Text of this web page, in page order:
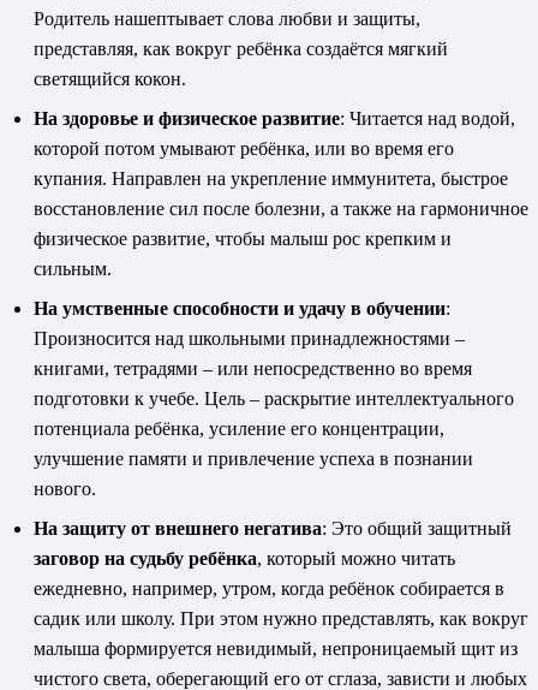
Родитель нашептывает слова любви и защиты,
представляя, как вокруг ребёнка создаётся мягкий
светящийся кокон.
На здоровье и физическое развитие: Читается над водой,
которой потом умывают ребёнка, или во время его
купания. Направлен на укрепление иммунитета, быстрое
восстановление сил после болезни, а также на гармоничное
физическое развитие, чтобы малыш рос крепким и
сильным.
На умственные способности и удачу в обучении:
Произносится над школьными принадлежностями –
книгами, тетрадями – или непосредственно во время
подготовки к учебе. Цель – раскрытие интеллектуального
потенциала ребёнка, усиление его концентрации,
улучшение памяти и привлечение успеха в познании
нового.
На защиту от внешнего негатива: Это общий защитный
заговор на судьбу ребёнка, который можно читать
ежедневно, например, утром, когда ребёнок собирается в
садик или школу. При этом нужно представлять, как вокруг
малыша формируется невидимый, непроницаемый щит из
чистого света, оберегающий его от сглаза, зависти и любых